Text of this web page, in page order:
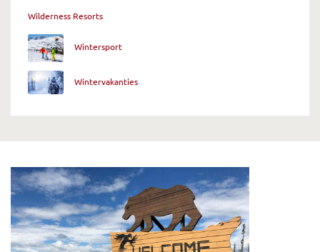
Wilderness Resorts
Wintersport
Wintervakanties